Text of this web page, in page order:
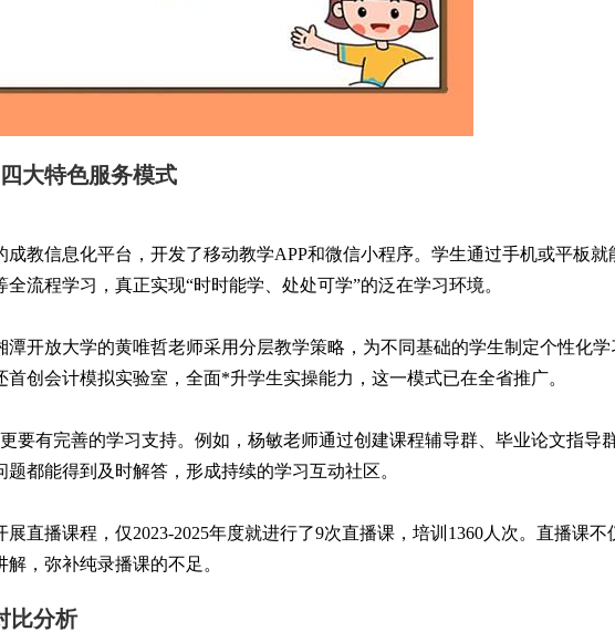
大特色服务模式
教信息化平台，开发了移动教学APP和微信小程序。学生通过手机或平板就
流程学习，真正实现“时时能学、处处可学”的泛在学习环境。
开放大学的黄唯哲老师采用分层教学策略，为不同基础的学生制定个性化学
创会计模拟实验室，全面*升学生实操能力，这一模式已在全省推广。
要有完善的学习支持。例如，杨敏老师通过创建课程辅导群、毕业论文指导
都能得到及时解答，形成持续的学习互动社区。
直播课程，仅2023-2025年度就进行了9次直播课，培训1360人次。直播课不
，弥补纯录播课的不足。
比分析